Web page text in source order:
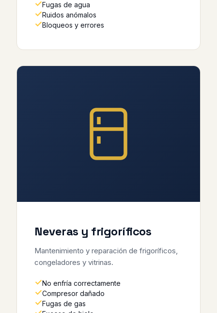
Fugas de agua
Ruidos anómalos
Bloqueos y errores
Neveras y frigoríficos
Mantenimiento y reparación de frigoríficos,
congeladores y vitrinas.
No enfría correctamente
Compresor dañado
Fugas de gas